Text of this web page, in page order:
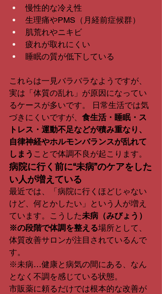
慢性的な冷え性
生理痛やPMS（月経前症候群）
肌荒れやニキビ
疲れが取れにくい
睡眠の質が低下している
これらは一見バラバラなようですが、
実は「体質の乱れ」が原因になってい
るケースが多いです。 日常生活では気
づきにくいですが、 食生活・睡眠・ス
トレス・運動不足などが積み重なり、
自律神経やホルモンバランスが乱れて
しまう ことで体調不良が起こります。
病院に行く前に“未病”のケアをした
い人が増えている
最近では、「病院に行くほどじゃない
けど、何とかしたい」という人が増え
ています。こうした未病（みびょう）
※の段階で体調を整える場所として、
体質改善サロンが注目されているんで
す。
※未病…健康と病気の間にある、なん
となく不調を感じている状態。
市販薬に頼るだけでは根本的な改善が